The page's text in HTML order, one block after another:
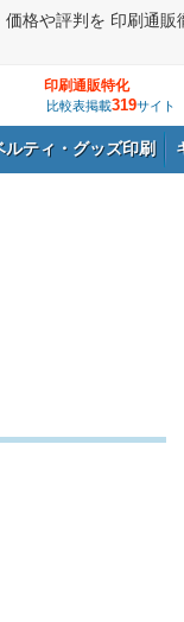
格や評判を 印刷通販
印刷通販特化
比較表掲載319サイト
ルティ・グッズ印刷